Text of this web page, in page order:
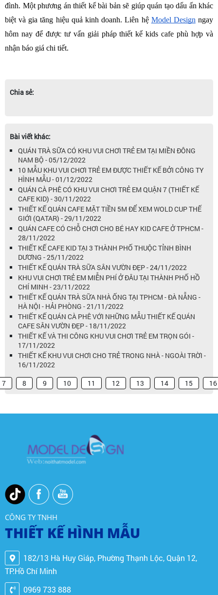
đình. Một phương án thiết kế bài bản sẽ giúp quán tạo dấu ấn khác
biệt và gia tăng hiệu quả kinh doanh. Liên hệ Model Design ngay
hôm nay để được tư vấn giải pháp thiết kế kids cafe phù hợp và
nhận báo giá chi tiết.
Chia sẻ:
Bài viết khác:
QUÁN TRÀ SỮA CÓ KHU VUI CHƠI TRẺ EM TẠI MIỀN ĐÔNG
NAM BỘ - 05/12/2022
10 MẪU KHU VUI CHƠI TRẺ EM ĐƯỢC THIẾT KẾ BỞI CÔNG TY
HÌNH MẪU - 01/12/2022
QUÁN CÀ PHÊ CÓ KHU VUI CHƠI TRẺ EM QUẬN 7 (THIẾT KẾ
CAFE KID) - 30/11/2022
THIẾT KẾ QUÁN CAFE MẶT TIỀN 5M ĐỂ XEM WOLD CUP THẾ
GIỚI (QATAR) - 29/11/2022
QUÁN CAFE CÓ CHỖ CHƠI CHO BÉ HAY KID CAFE Ở TPHCM -
28/11/2022
THIẾT KẾ CAFE KID TẠI 3 THÀNH PHỐ THUỘC TỈNH BÌNH
DƯƠNG - 25/11/2022
THIẾT KẾ QUÁN TRÀ SỮA SÂN VƯỜN ĐẸP - 24/11/2022
KHU VUI CHƠI TRẺ EM MIỄN PHÍ Ở ĐÂU TẠI THÀNH PHỐ HỒ
CHÍ MINH - 23/11/2022
THIẾT KẾ QUÁN TRÀ SỮA NHÀ ỐNG TẠI TPHCM - ĐÀ NẴNG -
HÀ NỘI - HẢI PHÒNG - 21/11/2022
THIẾT KẾ QUÁN CÀ PHÊ VỚI NHỮNG MẪU THIẾT KẾ QUÁN
CAFE SÂN VƯỜN ĐẸP - 18/11/2022
THIẾT KẾ VÀ THI CÔNG KHU VUI CHƠI TRẺ EM TRỌN GÓI -
17/11/2022
THIẾT KẾ KHU VUI CHƠI CHO TRẺ TRONG NHÀ - NGOÀI TRỜI -
16/11/2022
7 8 9 10 11 12 13 14 15 16
CÔNG TY TNHH
THIẾT KẾ HÌNH MẪU
182/13 Hà Huy Giáp, Phường Thạnh Lộc, Quận 12,
TP.Hồ Chí Minh
0969 733 888